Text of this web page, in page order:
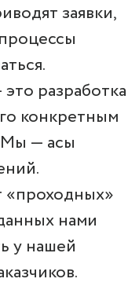
заявки,
разработка
конкретным
Мы — асы
«проходных»
нами
у нашей